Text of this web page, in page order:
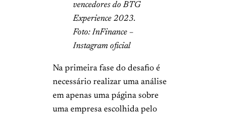
vencedores do BTG
Experience 2023.
Foto: InFinance –
Instagram oficial
Na primeira fase do desafio é
necessário realizar uma análise
em apenas uma página sobre
uma empresa escolhida pelo